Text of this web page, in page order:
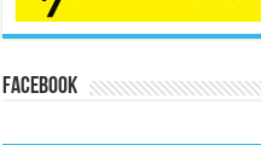
Facebook